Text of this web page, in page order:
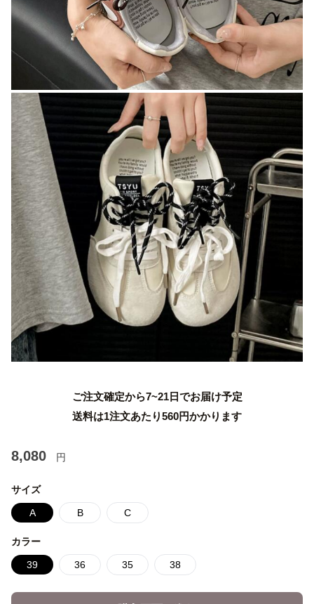
ご注文確定から7~21日でお届け予定
送料は1注文あたり560円かかります
8,080 円
サイズ
A B C
カラー
39 36 35 38